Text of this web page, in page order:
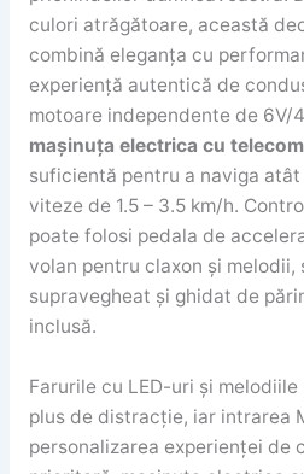
culori atrăgătoare, această
combină eleganța cu
experiență autentică de
motoare independente de 6V/
mașinuța electrica cu
suficientă pentru a naviga
viteze de 1.5 – 3.5 km/h.
poate folosi pedala de
volan pentru claxon și melodii,
supravegheat și ghidat de
inclusă.
Farurile cu LED-uri și
plus de distracție, iar intrarea
personalizarea experienței de